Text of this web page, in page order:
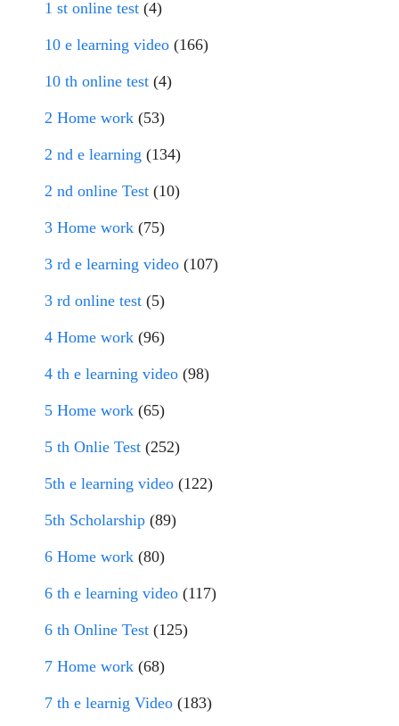
1 st online test (4)
10 e learning video (166)
10 th online test (4)
2 Home work (53)
2 nd e learning (134)
2 nd online Test (10)
3 Home work (75)
3 rd e learning video (107)
3 rd online test (5)
4 Home work (96)
4 th e learning video (98)
5 Home work (65)
5 th Onlie Test (252)
5th e learning video (122)
5th Scholarship (89)
6 Home work (80)
6 th e learning video (117)
6 th Online Test (125)
7 Home work (68)
7 th e learnig Video (183)